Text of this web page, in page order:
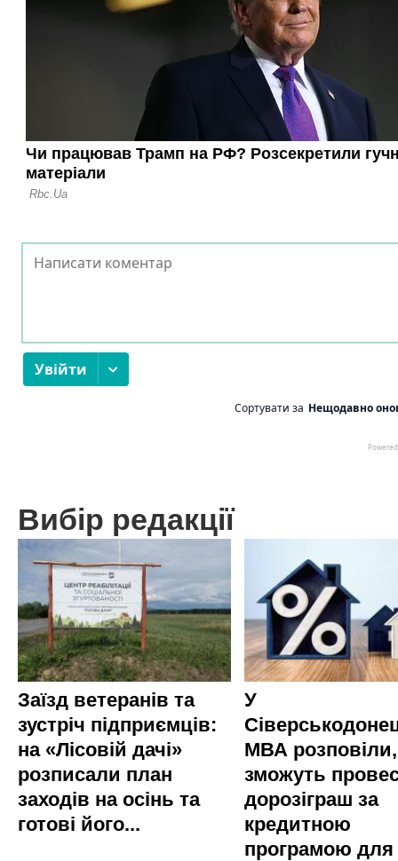
Вибір редакції
Заїзд ветеранів та
зустріч підприємців:
на «Лісовій дачі»
розписали план
заходів на осінь та
готові його...
У
МВА
зможуть
дорозіграш за
кредитною
програмою